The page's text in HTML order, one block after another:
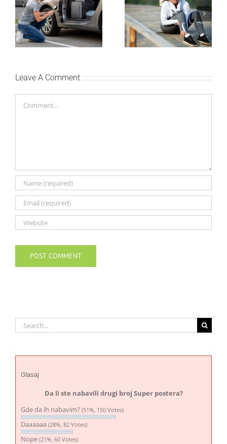
Kako mladi vozači
mogu pametno da
planiraju putovanje
automobilom?
Treniraj pametno: Kako
da izbegneš povrede i
ostaneš u top formi
Leave A Comment
Search
for:
Glasaj
Da li ste nabavili drugi broj Super postera?
Gde da ih nabavim? (51%, 150 Votes)
Daaaaaa (28%, 82 Votes)
Nope (21%, 60 Votes)